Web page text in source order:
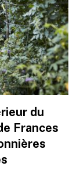
du
Frances